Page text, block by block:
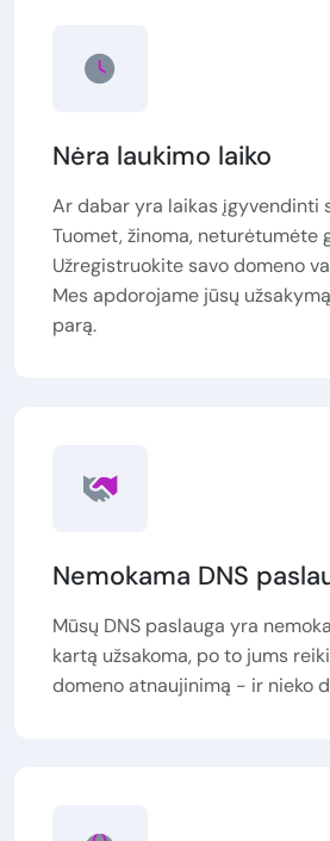
Nėra laukimo laiko
Ar dabar yra laikas įgyvendinti
Tuomet, žinoma, neturėtumėte
Užregistruokite savo domeno
Mes apdorojame jūsų
parą.
Nemokama DNS
Mūsų DNS paslauga yra
kartą užsakoma, po to jums
domeno atnaujinimą - ir nieko